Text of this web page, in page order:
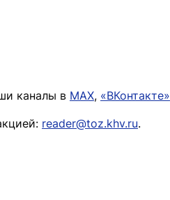
каналы в MAX, «ВКонтакте»
reader@toz.khv.ru.